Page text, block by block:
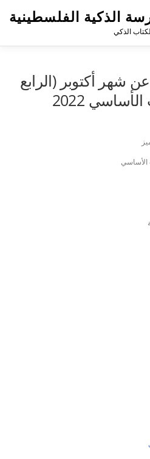
الذكية الفلسطينية
الذكي
شهر أكتوبر (الرابع
2022
الأساسي